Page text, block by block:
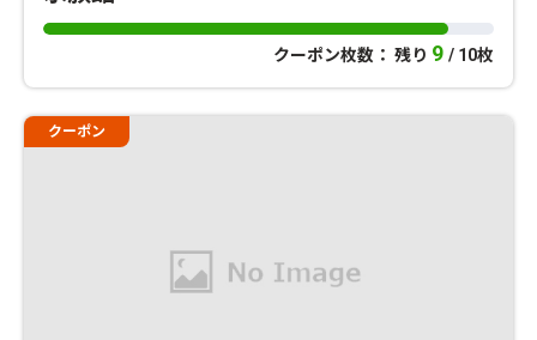
クーポン枚数： 残り 9 / 10枚
クーポン